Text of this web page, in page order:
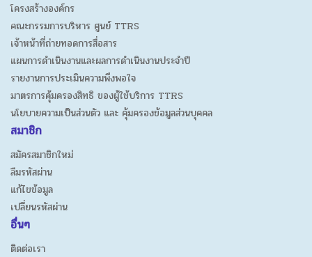
โครงสร้างองค์กร
คณะกรรมการบริหาร ศูนย์ TTRS
เจ้าหน้าที่ถ่ายทอดการสื่อสาร
แผนการดำเนินงานและผลการดำเนินงานประจำปี
รายงานการประเมินความพึงพอใจ
มาตรการคุ้มครองสิทธิ ของผู้ใช้บริการ TTRS
นโยบายความเป็นส่วนตัว และ คุ้มครองข้อมูลส่วนบุคคล
สมาชิก
สมัครสมาชิกใหม่
ลืมรหัสผ่าน
แก้ไขข้อมูล
เปลี่ยนรหัสผ่าน
อื่นๆ
ติดต่อเรา